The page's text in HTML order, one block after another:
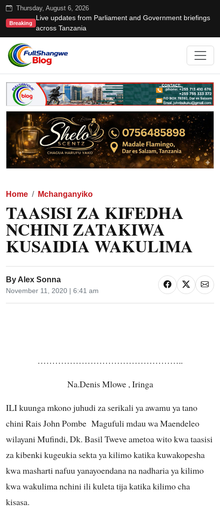
Thursday, August 6, 2026
Breaking
Live updates from Parliament and Government briefings
across Tanzania
Home Mchanganyiko
TAASISI ZA KIFEDHA
NCHINI ZATAKIWA
KUSAIDIA WAKULIMA
By Alex Sonna
November 11, 2020 | 6:41 am
…………………………………………..
Na.Denis Mlowe , Iringa
ILI kuunga mkono juhudi za serikali ya awamu ya tano
chini Rais John Pombe Magufuli mdau wa Maendeleo
wilayani Mufindi, Dk. Basil Tweve ametoa wito kwa taasisi
za kibenki kugeukia sekta ya kilimo katika kuwakopesha
kwa masharti nafuu yanayoendana na nadharia ya kilimo
kwa wakulima nchini ili kuleta tija katika kilimo cha
kisasa.